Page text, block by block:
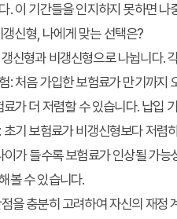
. 이 기간들을 인지하지 못하면 나
신형, 나에게 맞는 선택은?
신형과 비갱신형으로 나뉩니다.
: 처음 가입한 보험료가 만기까지
료가 더 저렴할 수 있습니다. 납입
: 초기 보험료가 비갱신형보다 저렴
가 들수록 보험료가 인상될 가
볼 수 있습니다.
을 충분히 고려하여 자신의 재정